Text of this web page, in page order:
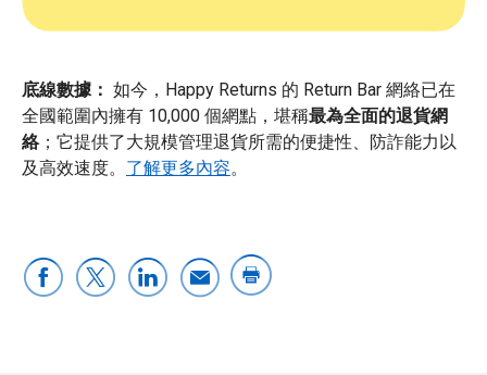
底線數據： 如今，Happy Returns 的 Return Bar 網絡已在
全國範圍內擁有 10,000 個網點，堪稱最為全面的退貨網
絡；它提供了大規模管理退貨所需的便捷性、防詐能力以
及高效速度。 了解更多內容。